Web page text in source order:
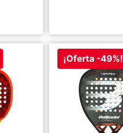
¡Oferta -49%!